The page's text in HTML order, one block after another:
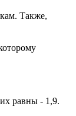
Также,
равны - 1,9.